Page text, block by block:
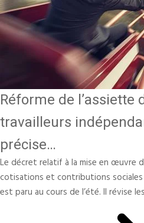
Réforme de l’assiette
travailleurs
précise…
Le décret relatif à la mise en œuvre
cotisations et contributions
est paru au cours de l’été. Il révise